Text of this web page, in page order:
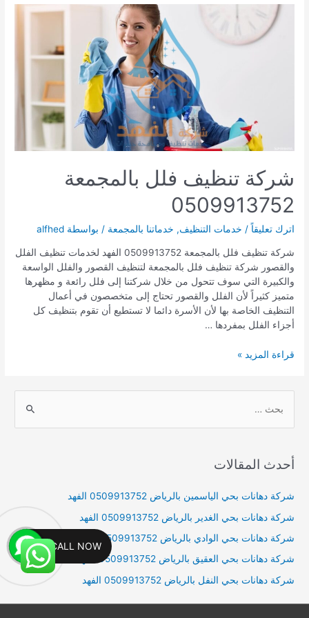
شركة تنظيف فلل بالمجمعة
0509913752
اترك تعليقاً / خدمات التنظيف, خدماتنا بالمجمعة / بواسطة alfhed
شركة تنظيف فلل بالمجمعة 0509913752 الفهد لخدمات تنظيف الفلل
والقصور شركة تنظيف فلل بالمجمعة لتنظيف القصور والفلل الواسعة
والكبيرة التي سوف تتحول من خلال شركتنا إلى فلل رائعة و مظهرها
متميز كثيراً لأن الفلل والقصور تحتاج إلى متخصصون في أعمال
التنظيف الخاصة بها لأن الأسرة دائما لا تستطيع أن تقوم بتنظيف كل
أجزاء الفلل بمفردها …
شركة
0509913752
قراءة المزيد »
r
h
:
أحدث المقالات
شركة دهانات بحي الياسمين بالرياض 0509913752 الفهد
شركة دهانات بحي الغدير بالرياض 0509913752 الفهد
شركة دهانات بحي الوادي بالرياض 0509913752 الفهد
شركة دهانات بحي العقيق بالرياض 0509913752 الفهد
شركة دهانات بحي النفل بالرياض 0509913752 الفهد
CALL NOW